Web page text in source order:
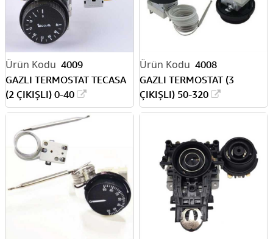
4009
GAZLI TERMOSTAT TECASA
(2 ÇIKIŞLI) 0-40
4008
GAZLI TERMOSTAT (3
ÇIKIŞLI) 50-320